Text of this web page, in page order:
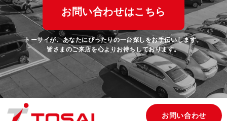
お問い合わせはこちら
トーサイが、あなたにぴったりの一台探しをお手伝いします。
皆さまのご来店を心よりお待ちしております。
お問い合わせ